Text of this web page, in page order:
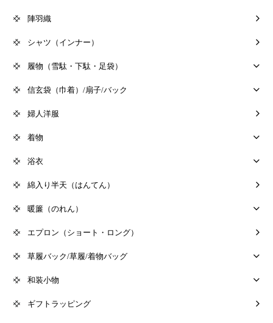
陣羽織
シャツ（インナー）
履物（雪駄・下駄・足袋）
信玄袋（巾着）/扇子/バック
婦人洋服
着物
浴衣
綿入り半天（はんてん）
暖簾（のれん）
エプロン（ショート・ロング）
草履バック/草履/着物バッグ
和装小物
ギフトラッピング